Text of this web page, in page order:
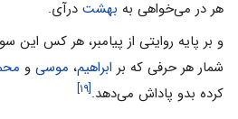
هر در مى‌خواهى به بهشت درآى.
و بر پایه روایتى از پیامبر، هر کس این
شمار هر حرفى که بر ابراهیم، موسى و
کرده بدو پاداش مى‌دهد.[۱۹]